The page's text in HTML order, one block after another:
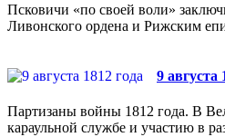
Псковичи «по своей воли»
Ливонского ордена и Рижским
9 августа
Партизаны войны 1812 года. В
караульной службе и участию в